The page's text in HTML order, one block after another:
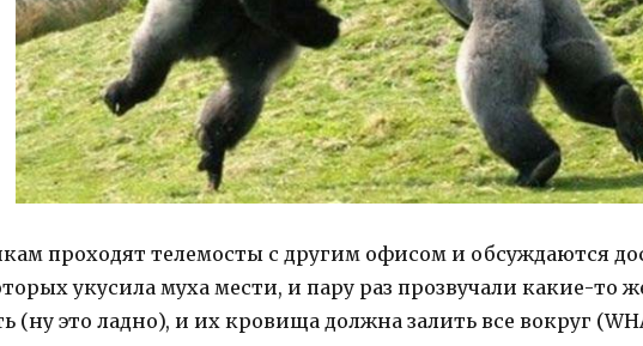
проходят телемосты с другим офисом и обсуждаются
укусила муха мести, и пару раз прозвучали какие-то
(ну это ладно), и их кровища должна залить все вокруг